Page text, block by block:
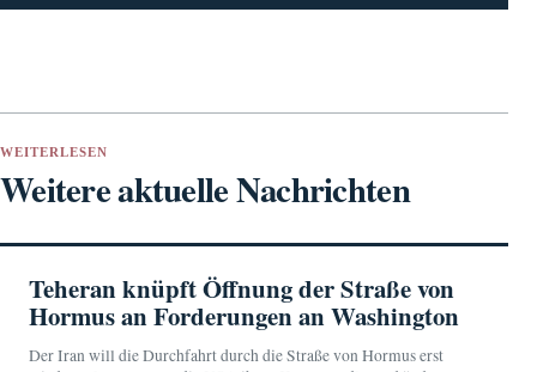
WEITERLESEN
Weitere aktuelle Nachrichten
Teheran knüpft Öffnung der Straße von
Hormus an Forderungen an Washington
Der Iran will die Durchfahrt durch die Straße von Hormus erst